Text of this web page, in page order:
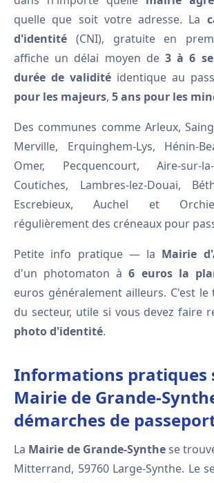
quelle que soit votre adresse. La
d'identité (CNI), gratuite en
affiche un délai moyen de 3 à 6
durée de validité identique au
pour les majeurs, 5 ans pour les
Des communes comme Arleux,
Merville, Erquinghem-Lys, Hénin-
Omer, Pecquencourt, Aire-sur-
Coutiches, Lambres-lez-Douai,
Escrebieux, Auchel et
régulièrement des créneaux pour
Petite info pratique — la Mairie
d'un photomaton à6 euros la
euros généralement ailleurs. C'est
du secteur, utile si vous devez faire
photo d'identité.
Informations pratiques
Mairie de Grande-
démarches de
La Mairie de Grande-Synthese
Mitterrand, 59760 Large-Synthe. Le